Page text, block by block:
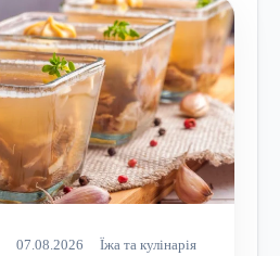
07.08.2026 Їжа та кулінарія